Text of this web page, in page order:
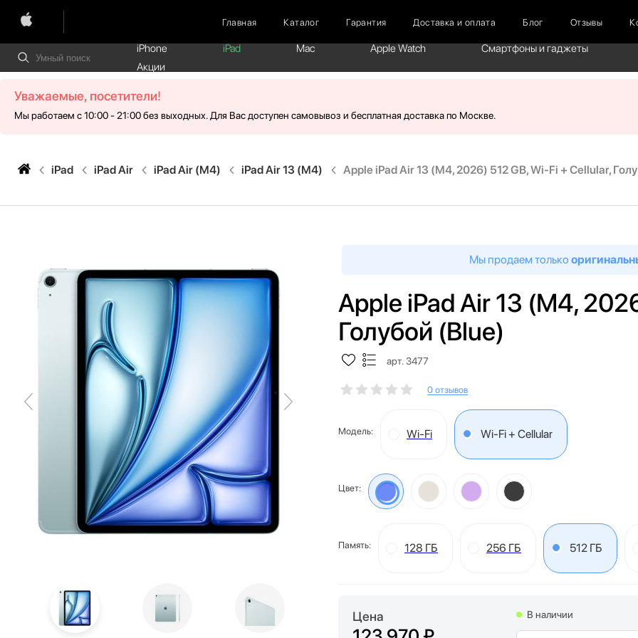
Главная Каталог Гарантия Доставка и оплата Блог Отзывы
iPhone iPad Mac Apple Watch
Смартфоны и гаджеты
Акции
Уважаемые, посетители!
Мы работаем с 10:00 - 21:00 без выходных. Для Вас доступен самовывоз и бесплатная доставка по Москве.
iPad iPad Air iPad Air (M4) iPad Air 13 (M4) Apple iPad Air 13 (M4, 2026) 512 GB, Wi-Fi + Cellular,
Мы продаем только
Apple iPad Air 13 (M4,
Голубой (Blue)
арт. 3477
0 отзывов
Модель: Wi-Fi Wi-Fi + Cellular
Цвет:
Память: 128 ГБ 256 ГБ 512 ГБ
Цена В наличии